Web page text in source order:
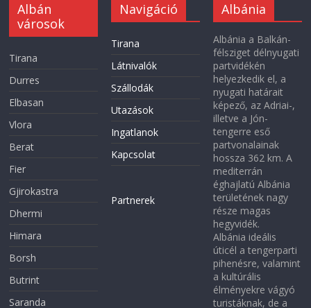
Albán
városok
Tirana
Durres
Elbasan
Vlora
Berat
Fier
Gjirokastra
Dhermi
Himara
Borsh
Butrint
Saranda
Navigáció
Tirana
Látnivalók
Szállodák
Utazások
Ingatlanok
Kapcsolat
Partnerek
Albánia
Albánia a Balkán-
félsziget délnyugati
partvidékén
helyezkedik el, a
nyugati határait
képező, az Adriai-,
illetve a Jón-
tengerre eső
partvonalainak
hossza 362 km. A
mediterrán
éghajlatú Albánia
területének nagy
része magas
hegyvidék.
Albánia ideális
úticél a tengerparti
pihenésre, valamint
a kultúrális
élményekre vágyó
turistáknak, de a